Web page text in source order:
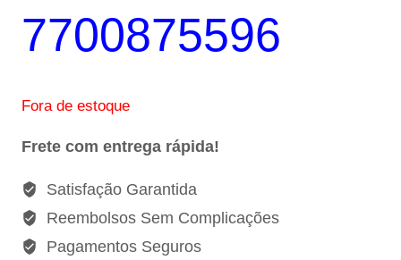
7700875596
Fora de estoque
Frete com entrega rápida!
Satisfação Garantida
Reembolsos Sem Complicações
Pagamentos Seguros